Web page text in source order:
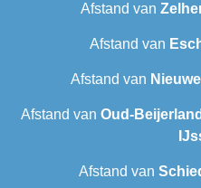
Afstand van
Afstand van
Afstand van
Afstand van Oud-Beijerland
Afstand van